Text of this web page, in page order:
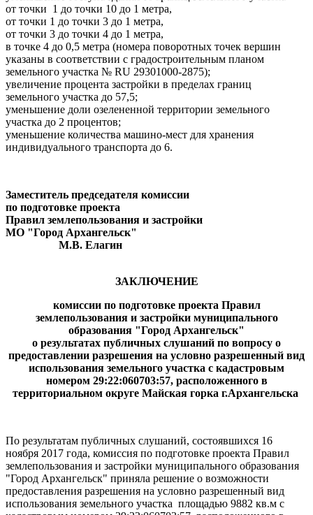
от точки 1 до точки 10 до 1 метра,
от точки 1 до точки 3 до 1 метра,
от точки 3 до точки 4 до 1 метра,
в точке 4 до 0,5 метра (номера поворотных точек вершин
указаны в соответствии с градостроительным планом
земельного участка № RU 29301000-2875);
увеличение процента застройки в пределах границ
земельного участка до 57,5;
уменьшение доли озелененной территории земельного
участка до 2 процентов;
уменьшение количества машино-мест для хранения
индивидуального транспорта до 6.
Заместитель председателя комиссии
по подготовке проекта
Правил землепользования и застройки
МО "Город Архангельск"
М.В. Елагин
ЗАКЛЮЧЕНИЕ
комиссии по подготовке проекта Правил
землепользования и застройки муниципального
образования "Город Архангельск"
о результатах публичных слушаний по вопросу о
предоставлении разрешения на условно разрешенный вид
использования земельного участка с кадастровым
номером 29:22:060703:57, расположенного в
территориальном округе Майская горка г.Архангельска
По результатам публичных слушаний, состоявшихся 16
ноября 2017 года, комиссия по подготовке проекта Правил
землепользования и застройки муниципального образования
"Город Архангельск" приняла решение о возможности
предоставления разрешения на условно разрешенный вид
использования земельного участка площадью 9882 кв.м с